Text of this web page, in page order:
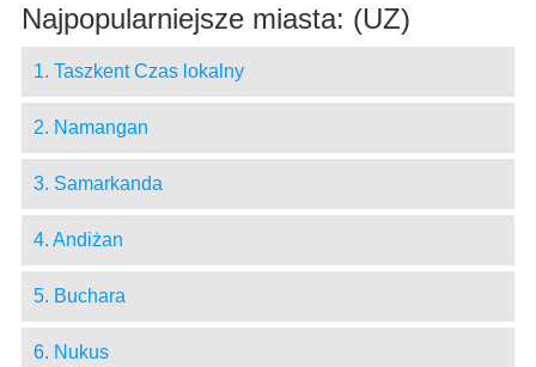
Najpopularniejsze miasta: (UZ)
1. Taszkent Czas lokalny
2. Namangan
3. Samarkanda
4. Andiżan
5. Buchara
6. Nukus